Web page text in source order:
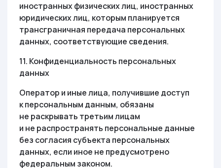
иностранных физических лиц, иностранных
юридических лиц, которым планируется
трансграничная передача персональных
данных, соответствующие сведения.
11. Конфиденциальность персональных
данных
Оператор и иные лица, получившие доступ
к персональным данным, обязаны
не раскрывать третьим лицам
и не распространять персональные данные
без согласия субъекта персональных
данных, если иное не предусмотрено
федеральным законом.